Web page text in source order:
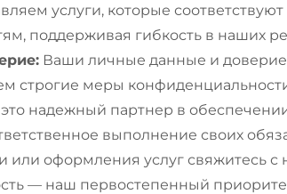
услуги, которые
поддерживая гибкость в наших
Ваши личные данные и
строгие меры
надежный партнер в
выполнение своих
оформления услуг свяжитесь с
— наш первостепенный